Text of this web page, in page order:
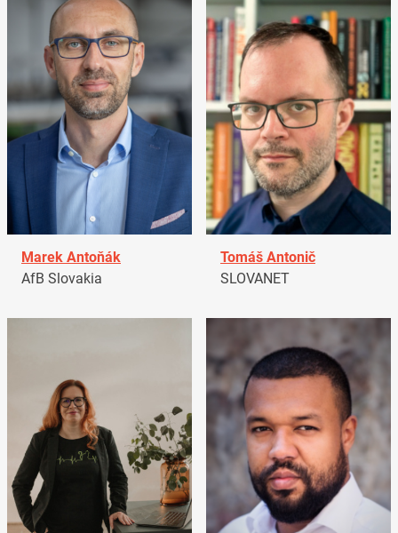
Marek Antoňák
AfB Slovakia
Tomáš Antonič
SLOVANET